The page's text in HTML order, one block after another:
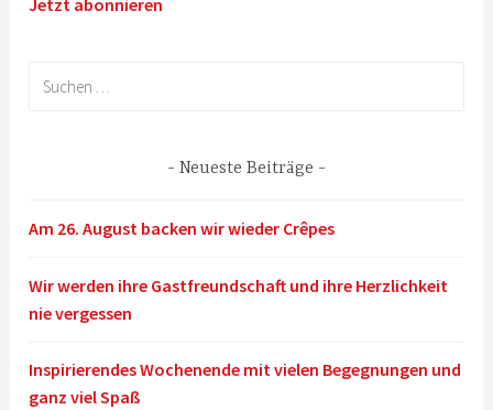
Jetzt abonnieren
Neueste Beiträge
Am 26. August backen wir wieder Crêpes
Wir werden ihre Gastfreundschaft und ihre Herzlichkeit
nie vergessen
Inspirierendes Wochenende mit vielen Begegnungen und
ganz viel Spaß